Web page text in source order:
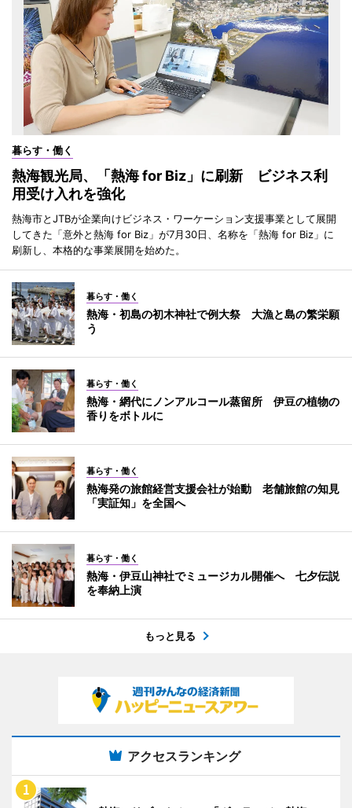
暮らす・働く
熱海観光局、「熱海 for Biz」に刷新 ビジネス利
用受け入れを強化
熱海市とJTBが企業向けビジネス・ワーケーション支援事業として展開
してきた「意外と熱海 for Biz」が7月30日、名称を「熱海 for Biz」に
刷新し、本格的な事業展開を始めた。
暮らす・働く
熱海・初島の初木神社で例大祭 大漁と島の繁栄願
う
暮らす・働く
熱海・網代にノンアルコール蒸留所 伊豆の植物の
香りをボトルに
暮らす・働く
熱海発の旅館経営支援会社が始動 老舗旅館の知見
「実証知」を全国へ
暮らす・働く
熱海・伊豆山神社でミュージカル開催へ 七夕伝説
を奉納上演
もっと見る
アクセスランキング